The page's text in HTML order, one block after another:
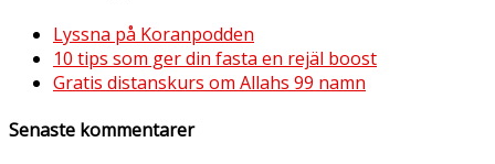
Lyssna på Koranpodden
10 tips som ger din fasta en rejäl boost
Gratis distanskurs om Allahs 99 namn
Senaste kommentarer